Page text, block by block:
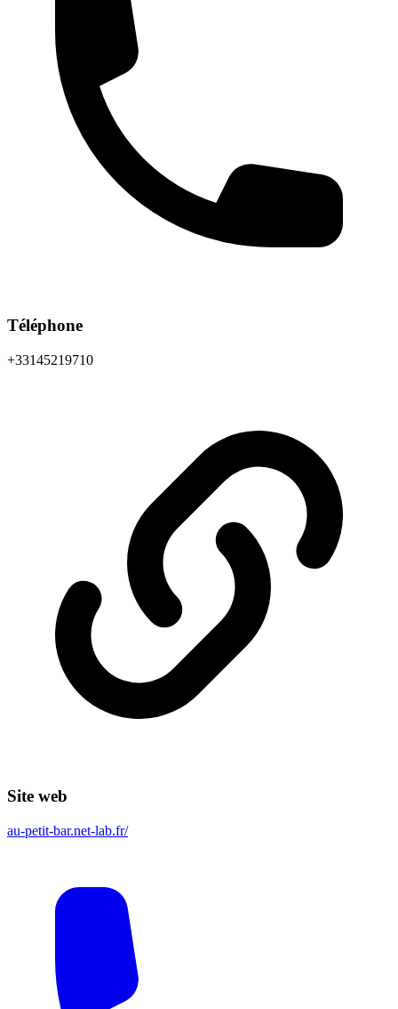
Téléphone
+33145219710
Site web
au-petit-bar.net-lab.fr/